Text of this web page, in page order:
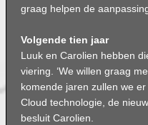
graag helpen de
Volgende tien jaar
Luuk en Carolien hebben
viering. ‘We willen graag
komende jaren zullen we
Cloud technologie, de
besluit Carolien.